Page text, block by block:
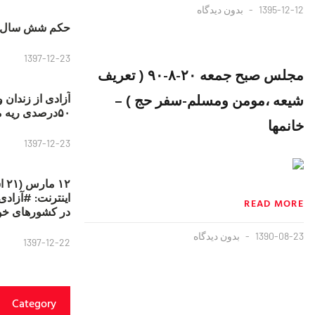
1395-12-12 بدون دیدگاه
مجلس صبح جمعه ۲۰-۸-۹۰ ( تعریف
شیعه ،مومن ومسلم-سفر حج ) –
خانمها
READ MORE
1390-08-23 بدون دیدگاه
حکم شش سال
1397-12-23
آزادی از
۵۰درصدی ریه مصطفی دانشجو
1397-12-23
در کشورهای
1397-12-22
Category